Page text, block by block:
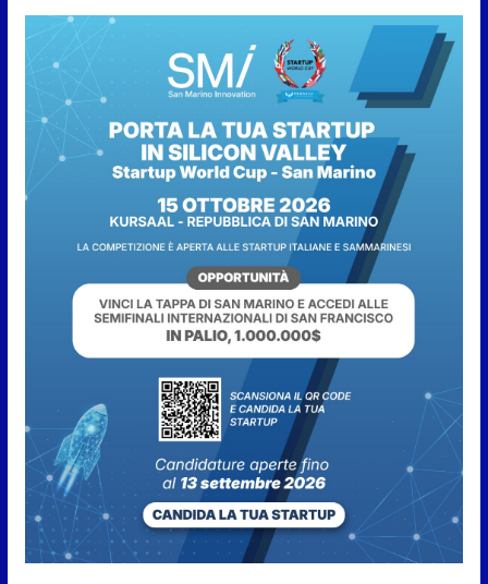
preventiva, non ci sono carenze
idriche al momento, ma il
risparmio è sempre buona
norma